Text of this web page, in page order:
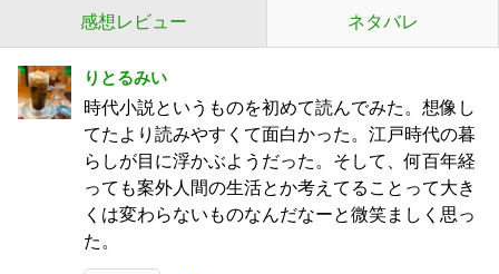
感想レビュー ネタバレ
りとるみい
時代小説というものを初めて読んでみた。想像し
てたより読みやすくて面白かった。江戸時代の暮
らしが目に浮かぶようだった。そして、何百年経
っても案外人間の生活とか考えてることって大き
くは変わらないものなんだなーと微笑ましく思っ
た。